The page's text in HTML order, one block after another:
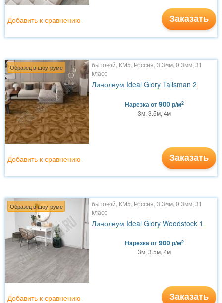
Заказать
Добавить к сравнению
Образец в шоу-руме
бытовой, КМ5, Россия, 3.3мм, 0.3мм, 31
класс
Линолеум Ideal Glory Talisman 2
Нарезкаот900р/м2
3м, 3.5м, 4м
Заказать
Добавить к сравнению
Образец в шоу-руме
бытовой, КМ5, Россия, 3.3мм, 0.3мм, 31
класс
Линолеум Ideal Glory Woodstock 1
Нарезкаот900р/м2
3м, 3.5м, 4м
Заказать
Добавить к сравнению